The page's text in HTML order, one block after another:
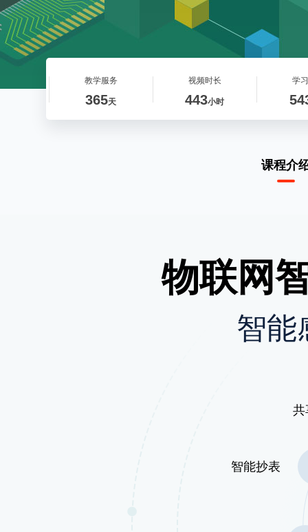
教学服务
365天
视频时长
443小时
学
课程介
物联网
智能
共
智能抄表